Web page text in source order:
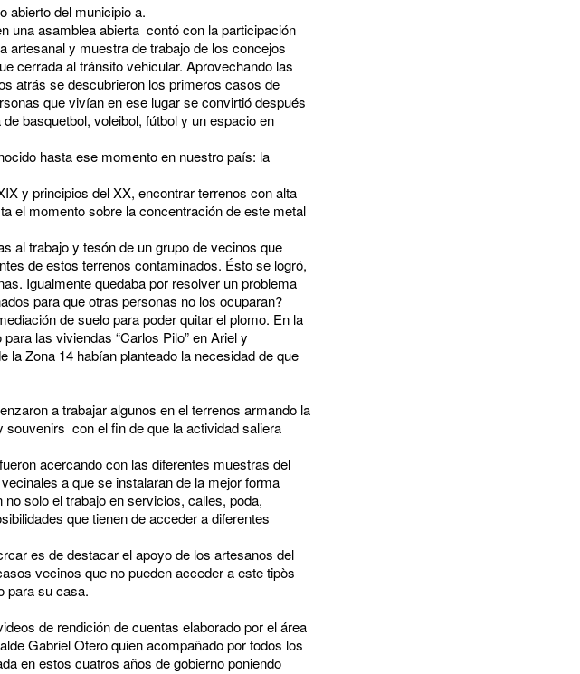
abierto del municipio a.
una asamblea abierta contó con la participación
artesanal y muestra de trabajo de los concejos
cerrada al tránsito vehicular. Aprovechando las
atrás se descubrieron los primeros casos de
que vivían en ese lugar se convirtió después
basquetbol, voleibol, fútbol y un espacio en
hasta ese momento en nuestro país: la
y principios del XX, encontrar terrenos con alta
el momento sobre la concentración de este metal
al trabajo y tesón de un grupo de vecinos que
de estos terrenos contaminados. Ésto se logró,
Igualmente quedaba por resolver un problema
para que otras personas no los ocuparan?
de suelo para poder quitar el plomo. En la
las viviendas “Carlos Pilo” en Ariel y
la Zona 14 habían planteado la necesidad de que
a trabajar algunos en el terrenos armando la
con el fin de que la actividad saliera
acercando con las diferentes muestras del
a que se instalaran de la mejor forma
solo el trabajo en servicios, calles, poda,
que tienen de acceder a diferentes
es de destacar el apoyo de los artesanos del
vecinos que no pueden acceder a este tipòs
para su casa.
de rendición de cuentas elaborado por el área
Gabriel Otero quien acompañado por todos los
en estos cuatros años de gobierno poniendo